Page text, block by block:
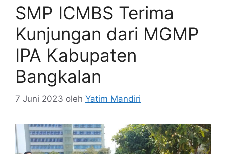
SMP ICMBS Terima
Kunjungan dari MGMP
IPA Kabupaten
Bangkalan
7 Juni 2023 oleh Yatim Mandiri